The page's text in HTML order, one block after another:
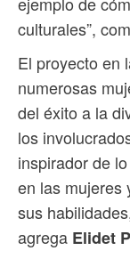
culturales”,
El proyecto en
numerosas
del éxito a la
los
inspirador de
en las mujeres
sus
agrega Elidet